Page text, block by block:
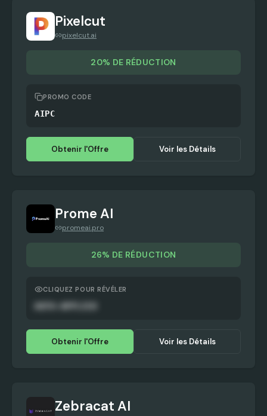
Pixelcut
pixelcut.ai
20% DE RÉDUCTION
PROMO CODE
AIPC
Obtenir l'Offre Voir les Détails
Prome AI
promeai.pro
26% DE RÉDUCTION
CLIQUEZ POUR RÉVÉLER
Obtenir l'Offre Voir les Détails
Zebracat AI